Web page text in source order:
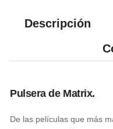
Descripción
Pulsera de Matrix.
De las películas que más